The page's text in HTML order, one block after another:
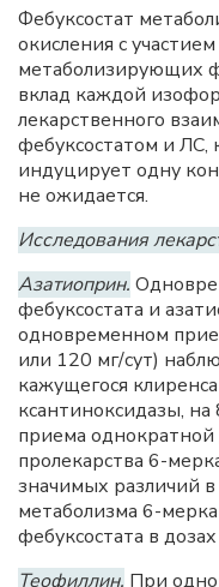
Фебуксостат
окисления с
метаболизирующих
вклад каждой
лекарственного
фебуксостатом и ЛС,
индуцирует одну
не ожидается.
Исследования
Азатиоприн.
фебуксостата и
одновременном
или 120 мг/сут)
кажущегося
ксантиноксидазы,
приема
пролекарства 6-
значимых различий
метаболизма 6-
фебуксостата в
Теофиллин. При